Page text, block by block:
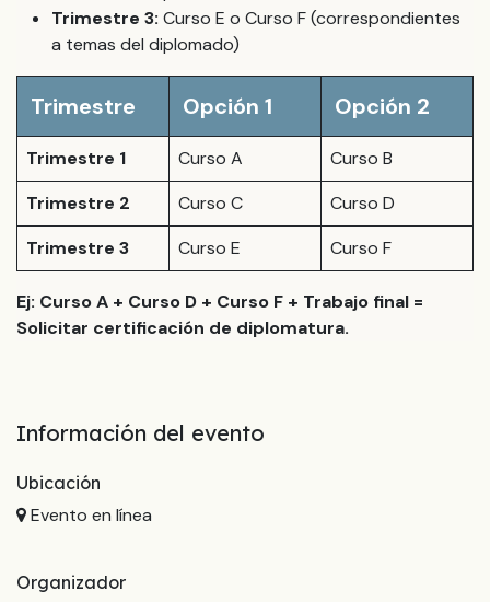
Trimestre 3: Curso E o Curso F (correspondientes
a temas del diplomado)
Trimestre Opción 1 Opción 2
Trimestre 1 Curso A
Curso B
Trimestre 2
Curso C
Curso D
Trimestre 3
Curso E Curso F
Ej: Curso A + Curso D + Curso F + Trabajo final =
Solicitar certificación de diplomatura.
Información del evento
Ubicación
Evento en línea
Organizador